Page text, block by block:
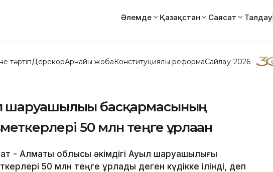
Әлемде Қазақстан Саясат Талдау
тәртіпДерекқорАрнайы жобаКонституциялық реформаСайлау-2026
басқармасының
50 млн теңге ұрлаған
- Алматы облысы әкімдігі Ауыл шаруашылығы
50 млн теңге ұрлады деген күдікке ілінді, деп